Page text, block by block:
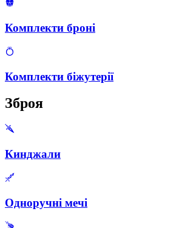
Комплекти броні
Комплекти біжутерії
Зброя
Кинджали
Одноручні мечі